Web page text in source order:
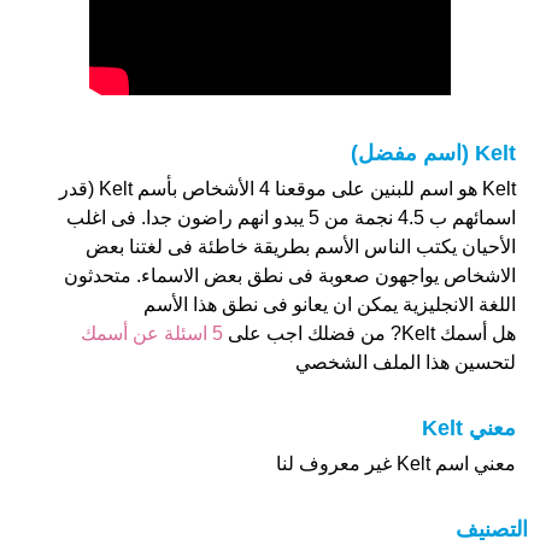
Kelt (اسم مفضل)
Kelt هو اسم للبنين على موقعنا 4 الأشخاص بأسم Kelt (قدر
اسمائهم ب 4.5 نجمة من 5 يبدو انهم راضون جدا. فى اغلب
الأحيان يكتب الناس الأسم بطريقة خاطئة فى لغتنا بعض
الاشخاص يواجهون صعوبة فى نطق بعض الاسماء. متحدثون
اللغة الانجليزية يمكن ان يعانو فى نطق هذا الأسم
هل أسمك Kelt? من فضلك اجب على
5 اسئلة عن أسمك
لتحسين هذا الملف الشخصي
معني Kelt
معني اسم Kelt غير معروف لنا
التصنيف